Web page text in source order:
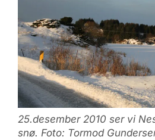
25.desember 2010 ser vi
snø. Foto: Tormod